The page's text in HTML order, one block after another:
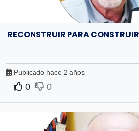
RECONSTRUIR PARA CONSTRUIR
Publicado hace 2 años
0 0